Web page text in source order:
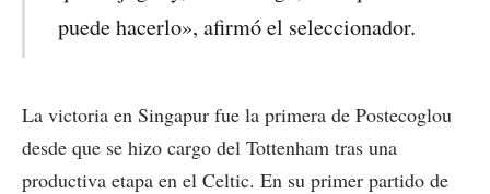
puede hacerlo», afirmó el seleccionador.
La victoria en Singapur fue la primera de Postecoglou
desde que se hizo cargo del Tottenham tras una
productiva etapa en el Celtic. En su primer partido de